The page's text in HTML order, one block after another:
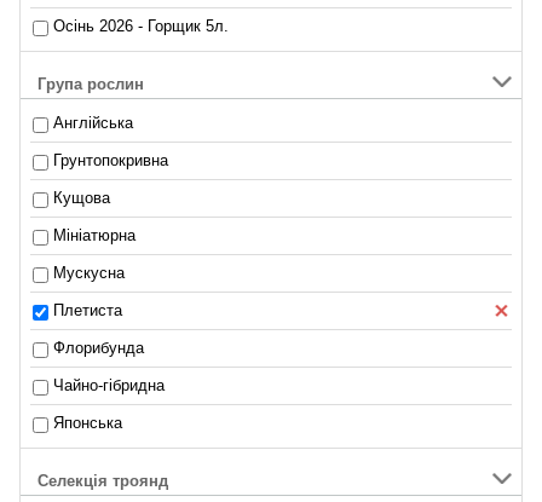
Осінь 2026 - Горщик 5л.
Група рослин
Англійська
Грунтопокривна
Кущова
Мініатюрна
Мускусна
Плетиста
Флорибунда
Чайно-гібридна
Японська
Селекція троянд